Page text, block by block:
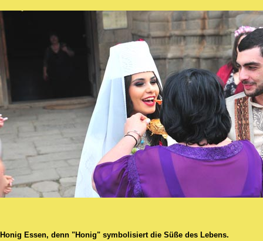
Honig Essen, denn "Honig" symbolisiert die Süße des Lebens.